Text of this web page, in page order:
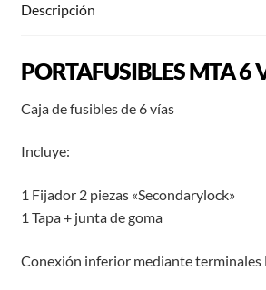
Descripción
PORTAFUSIBLES MTA 6
Caja de fusibles de 6 vías
Incluye:
1 Fijador 2 piezas «Secondarylock»
1 Tapa + junta de goma
Conexión inferior mediante terminales